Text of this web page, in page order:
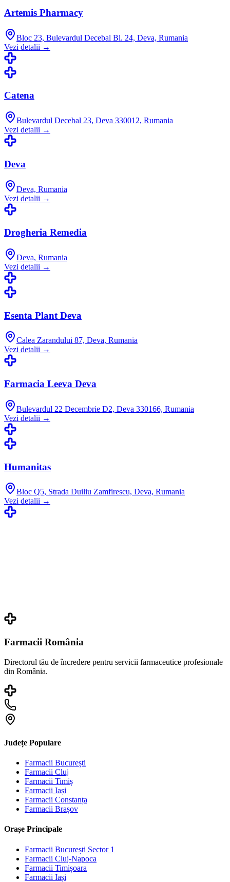
Artemis Pharmacy
Bloc 23, Bulevardul Decebal Bl. 24, Deva, Rumania
Vezi detalii →
Catena
Bulevardul Decebal 23, Deva 330012, Rumania
Vezi detalii →
Deva
Deva, Rumania
Vezi detalii →
Drogheria Remedia
Deva, Rumania
Vezi detalii →
Esenta Plant Deva
Calea Zarandului 87, Deva, Rumania
Vezi detalii →
Farmacia Leeva Deva
Bulevardul 22 Decembrie D2, Deva 330166, Rumania
Vezi detalii →
Humanitas
Bloc Q5, Strada Duiliu Zamfirescu, Deva, Rumania
Vezi detalii →
Farmacii România
Directorul tău de încredere pentru servicii farmaceutice profesionale
din România.
Județe Populare
Farmacii București
Farmacii Cluj
Farmacii Timiș
Farmacii Iași
Farmacii Constanța
Farmacii Brașov
Orașe Principale
Farmacii București Sector 1
Farmacii Cluj-Napoca
Farmacii Timișoara
Farmacii Iași